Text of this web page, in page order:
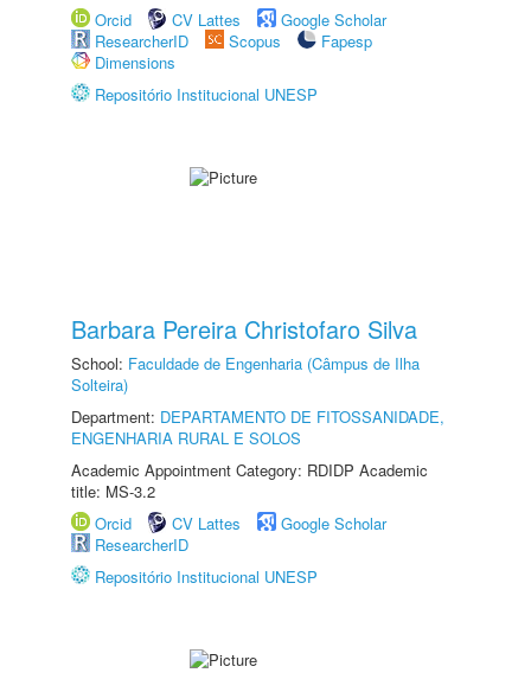
Orcid
CV Lattes
Google Scholar
ResearcherID
Scopus
Fapesp
Dimensions
Repositório Institucional UNESP
Barbara Pereira Christofaro Silva
School: Faculdade de Engenharia (Câmpus de Ilha
Solteira)
Department: DEPARTAMENTO DE FITOSSANIDADE,
ENGENHARIA RURAL E SOLOS
Academic Appointment Category: RDIDP Academic
title: MS-3.2
Orcid
CV Lattes
Google Scholar
ResearcherID
Repositório Institucional UNESP